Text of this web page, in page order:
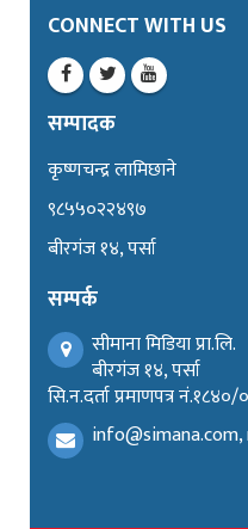
CONNECT WITH US
सम्पादक
कृष्णचन्द्र लामिछाने
९८५५०२२४९७
बीरगंज १४, पर्सा
सम्पर्क
सीमाना मिडिया प्रा.लि.
बीरगंज १४, पर्सा
सि.न.दर्ता प्रमाणपत्र